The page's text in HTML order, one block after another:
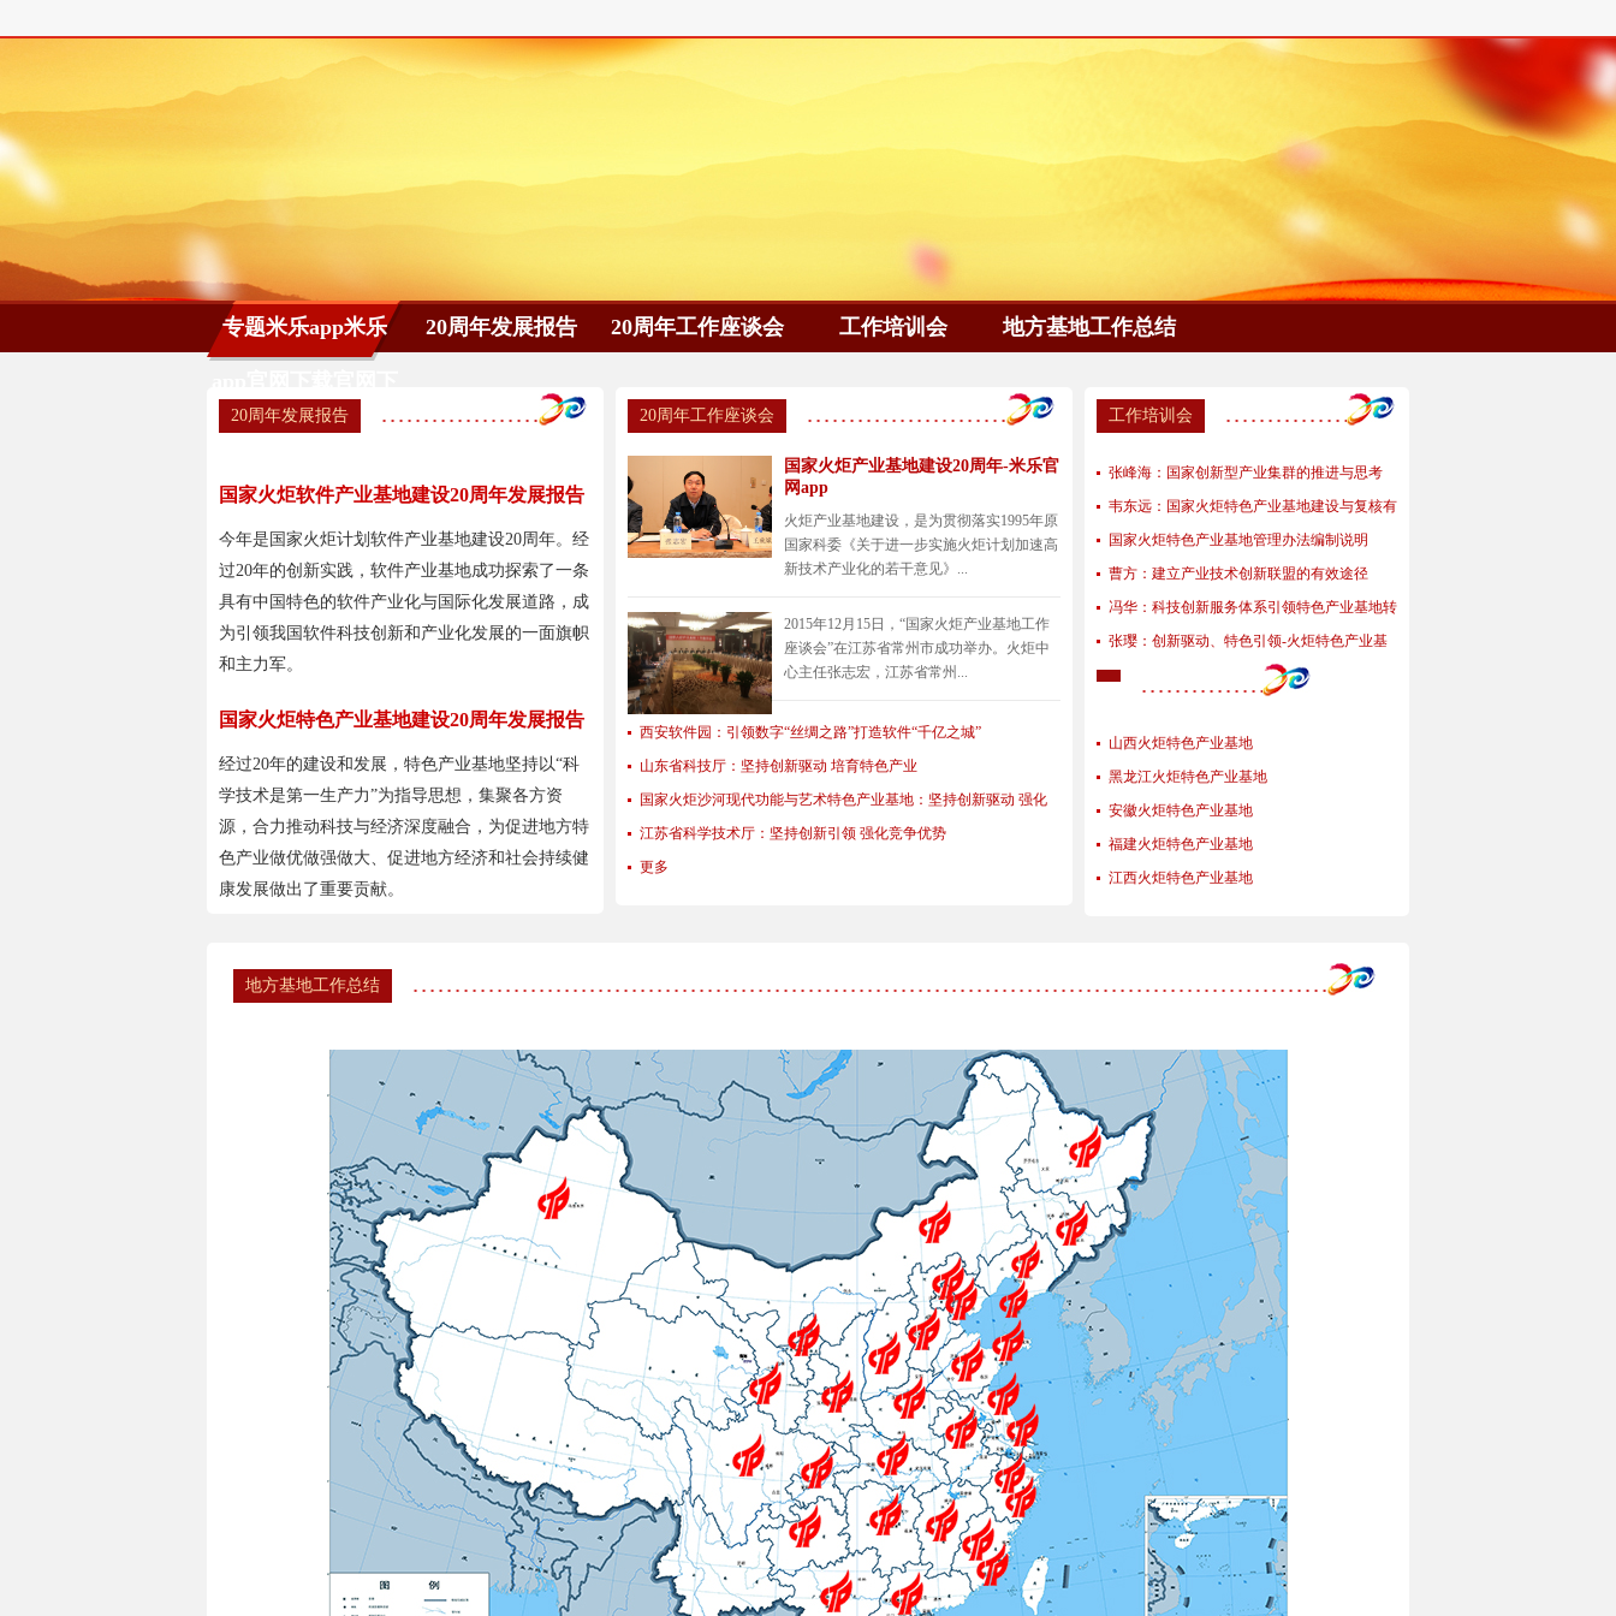
专题米乐app米乐
载首页
20周年发展报告 20周年工作座谈会 工作培训会 地方基地工作总结
20周年发展报告
国家火炬软件产业基地建设20周年发展报告
今年是国家火炬计划软件产业基地建设20周年。经
过20年的创新实践，软件产业基地成功探索了一条
具有中国特色的软件产业化与国际化发展道路，成
为引领我国软件科技创新和产业化发展的一面旗帜
和主力军。
国家火炬特色产业基地建设20周年发展报告
经过20年的建设和发展，特色产业基地坚持以“科
学技术是第一生产力”为指导思想，集聚各方资
源，合力推动科技与经济深度融合，为促进地方特
色产业做优做强做大、促进地方经济和社会持续健
康发展做出了重要贡献。
20周年工作座谈会
国家火炬产业基地建设20周年-米乐官
网app
火炬产业基地建设，是为贯彻落实1995年原
国家科委《关于进一步实施火炬计划加速高
新技术产业化的若干意见》...
2015年12月15日，“国家火炬产业基地工作
座谈会”在江苏省常州市成功举办。火炬中
心主任张志宏，江苏省常州...
西安软件园：引领数字“丝绸之路”打造软件“千亿之城”
山东省科技厅：坚持创新驱动 培育特色产业
国家火炬沙河现代功能与艺术特色产业基地：坚持创新驱动 强化
特色引领
江苏省科学技术厅：坚持创新引领 强化竞争优势
更多
工作培训会
张峰海：国家创新型产业集群的推进与思考
韦东远：国家火炬特色产业基地建设与复核有
关问题及建议
国家火炬特色产业基地管理办法编制说明
曹方：建立产业技术创新联盟的有效途径
冯华：科技创新服务体系引领特色产业基地转
型升级
张璎：创新驱动、特色引领-火炬特色产业基
地与地方共成长
山西火炬特色产业基地
黑龙江火炬特色产业基地
安徽火炬特色产业基地
福建火炬特色产业基地
江西火炬特色产业基地
地方基地工作总结